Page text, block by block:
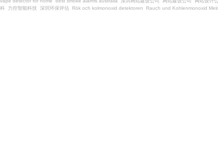
科
力控智能科技 深圳环保评估 Rök och kolmonoxid detektoren Rauch und Kohlenmonoxid